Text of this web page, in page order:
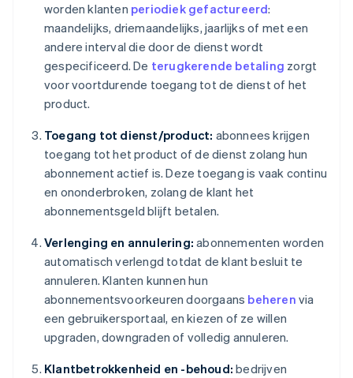
worden klanten periodiek gefactureerd:
maandelijks, driemaandelijks, jaarlijks of met een
andere interval die door de dienst wordt
gespecificeerd. De terugkerende betaling zorgt
voor voortdurende toegang tot de dienst of het
product.
Toegang tot dienst/product: abonnees krijgen
toegang tot het product of de dienst zolang hun
abonnement actief is. Deze toegang is vaak continu
en ononderbroken, zolang de klant het
abonnementsgeld blijft betalen.
Verlenging en annulering: abonnementen worden
automatisch verlengd totdat de klant besluit te
annuleren. Klanten kunnen hun
abonnementsvoorkeuren doorgaans beheren via
een gebruikersportaal, en kiezen of ze willen
upgraden, downgraden of volledig annuleren.
Klantbetrokkenheid en -behoud: bedrijven